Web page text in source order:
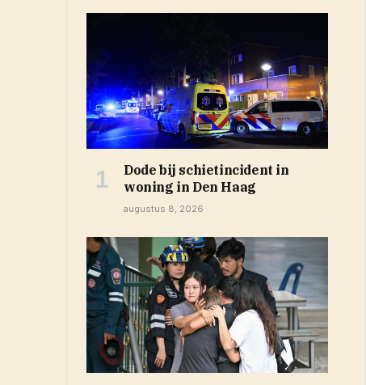
Dode bij schietincident in
woning in Den Haag
augustus 8, 2026